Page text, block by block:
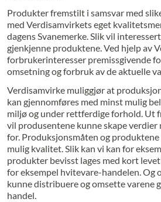
Produkter fremstilt i samsvar med
med Verdisamvirkets eget
dagens Svanemerke. Slik vil
gjenkjenne produktene. Ved hjelp av
forbrukerinteresser premissgivende
omsetning og forbruk av de aktuelle
Verdisamvirke muliggjør at
kan gjennomføres med minst mulig
miljø og under rettferdige forhold. Ut
vil produsentene kunne skape verdier
for. Produksjonsmåten og
mulig kvalitet. Slik kan vi kan for
produkter bevisst lages med kort
for eksempel hvitevare-handelen. Og
kunne distribuere og omsette varene
handel.